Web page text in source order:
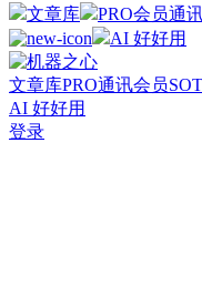
文章库
PRO会员通
AI 好好用
文章库PRO通讯会员
AI 好好用
登录